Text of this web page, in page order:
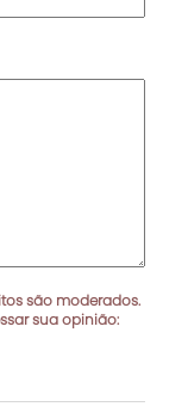
são moderados.
sua opinião: